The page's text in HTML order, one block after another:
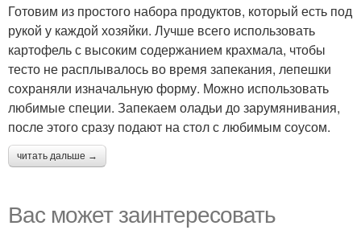
Готовим из простого набора продуктов, который есть под
рукой у каждой хозяйки. Лучше всего использовать
картофель с высоким содержанием крахмала, чтобы
тесто не расплывалось во время запекания, лепешки
сохраняли изначальную форму. Можно использовать
любимые специи. Запекаем оладьи до зарумянивания,
после этого сразу подают на стол с любимым соусом.
читать дальше →
Вас может заинтересовать